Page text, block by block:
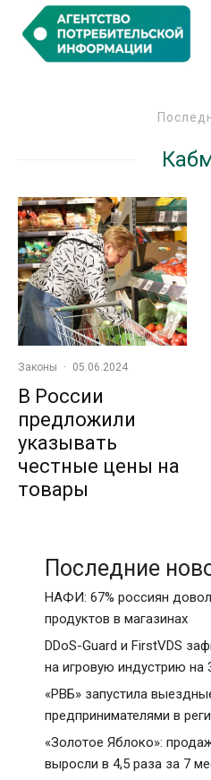
Законы · 05.06.2024
В России
предложили
указывать
честные цены на
товары
Последние
НАФИ: 67% россиян
продуктов в магазинах
DDoS-Guard и FirstVDS
на игровую индустрию на
«РВБ» запустила
предпринимателями в
«Золотое Яблоко»:
выросли в 4,5 раза за 7